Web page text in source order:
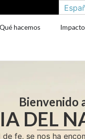
Qué hacemos
Bienvenido
DEL
fe, se nos ha